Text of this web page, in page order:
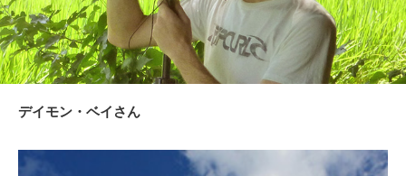
デイモン・ベイさん